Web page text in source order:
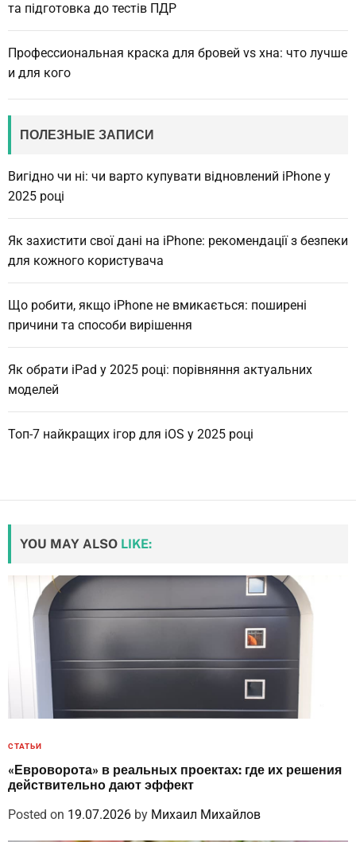
та підготовка до тестів ПДР
Профессиональная краска для бровей vs хна: что лучше
и для кого
ПОЛЕЗНЫЕ ЗАПИСИ
Вигідно чи ні: чи варто купувати відновлений iPhone у
2025 році
Як захистити свої дані на iPhone: рекомендації з безпеки
для кожного користувача
Що робити, якщо iPhone не вмикається: поширені
причини та способи вирішення
Як обрати iPad у 2025 році: порівняння актуальних
моделей
Топ-7 найкращих ігор для iOS у 2025 році
YOU MAY ALSO LIKE:
СТАТЬИ
«Евроворота» в реальных проектах: где их решения
действительно дают эффект
Posted on 19.07.2026 by Михаил Михайлов